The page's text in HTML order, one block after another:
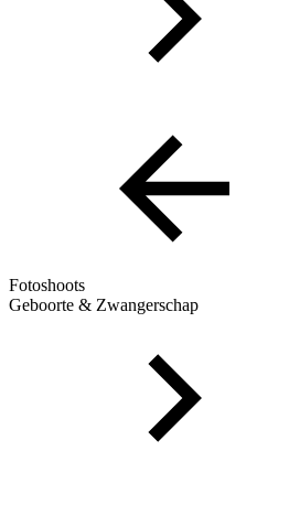
Fotoshoots
Geboorte & Zwangerschap